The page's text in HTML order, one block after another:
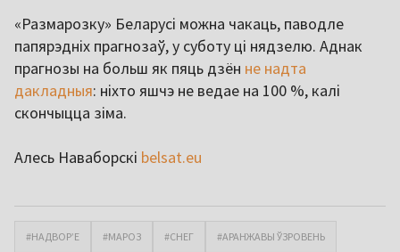
«Размарозку» Беларусі можна чакаць, паводле
папярэдніх прагнозаў, у суботу ці нядзелю. Аднак
прагнозы на больш як пяць дзён не надта
дакладныя: ніхто яшчэ не ведае на 100 %, калі
скончыцца зіма.
Алесь Наваборскі belsat.eu
#НАДВОР’Е #МАРОЗ #СНЕГ #АРАНЖАВЫ ЎЗРОВЕНЬ